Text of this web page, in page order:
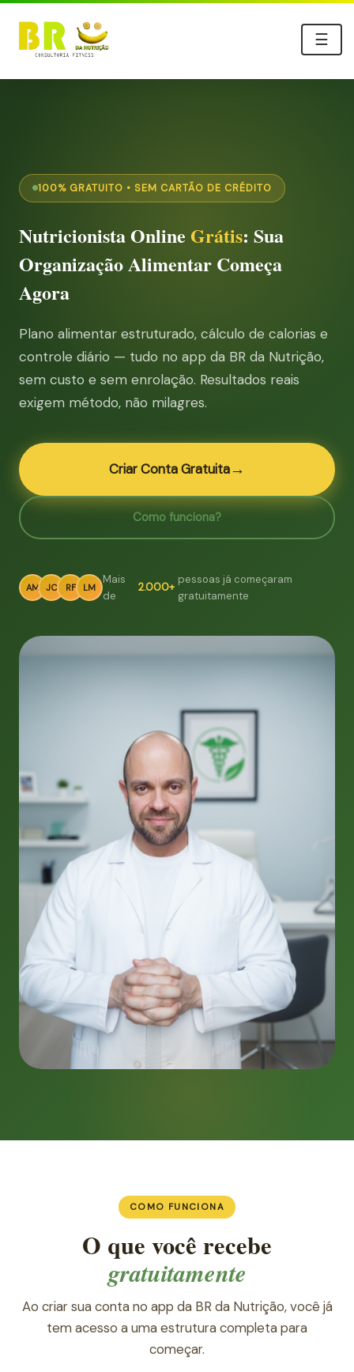
☰
100% GRATUITO • SEM CARTÃO DE CRÉDITO
Nutricionista Online Grátis: Sua
Organização Alimentar Começa
Agora
Plano alimentar estruturado, cálculo de calorias e
controle diário — tudo no app da BR da Nutrição,
sem custo e sem enrolação. Resultados reais
exigem método, não milagres.
Criar Conta Gratuita→
Como funciona?
AM JC RF LM
Mais
de
2.000+
pessoas já começaram
gratuitamente
COMO FUNCIONA
O que você recebe
gratuitamente
Ao criar sua conta no app da BR da Nutrição, você já
tem acesso a uma estrutura completa para
começar.